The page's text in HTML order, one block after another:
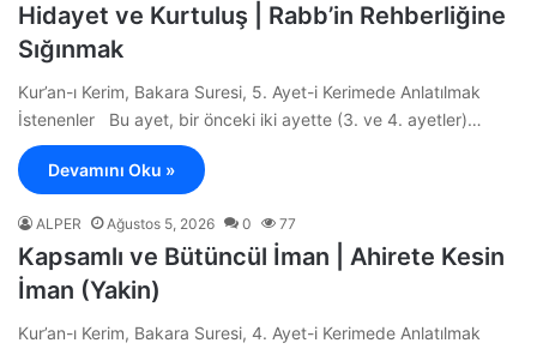
Hidayet ve Kurtuluş | Rabb’in Rehberliğine
Sığınmak
Kur’an-ı Kerim, Bakara Suresi, 5. Ayet-i Kerimede Anlatılmak
İstenenler Bu ayet, bir önceki iki ayette (3. ve 4. ayetler)…
Devamını Oku »
ALPER Ağustos 5, 2026 0 77
Kapsamlı ve Bütüncül İman | Ahirete Kesin
İman (Yakin)
Kur’an-ı Kerim, Bakara Suresi, 4. Ayet-i Kerimede Anlatılmak